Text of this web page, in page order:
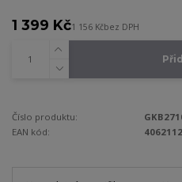
1 399 Kč1 156 Kčbez DPH
Číslo produktu:
EAN kód: